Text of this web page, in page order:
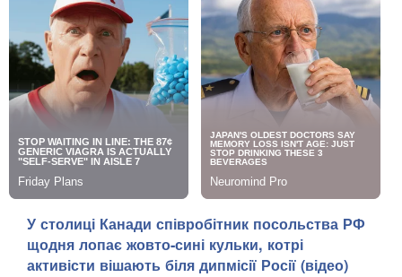
У столиці Канади співробітник посольства РФ
щодня лопає жовто-сині кульки, котрі
активісти вішають біля дипмісії Росії (відео)